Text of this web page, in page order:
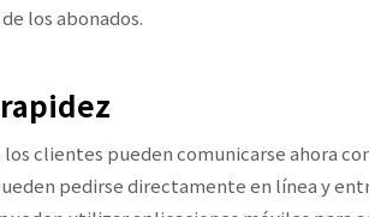
los abonados.
clientes pueden comunicarse ahora
pedirse directamente en línea y